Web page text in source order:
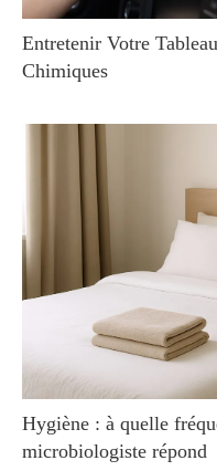
Entretenir Votre
Chimiques
Hygiène : à quelle
microbiologiste répond